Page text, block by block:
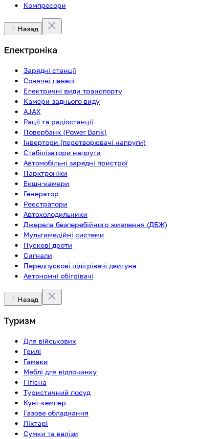
Компресори
Назад
Електроніка
Зарядні станції
Сонячні панелі
Електричні види транспорту
Камери заднього виду
AJAX
Рації та радіостанції
Повербанк (Power Bank)
Інвертори (перетворювачі напруги)
Стабілізатори напруги
Автомобільні зарядні пристрої
Парктроніки
Екшн-камери
Генератор
Реєстратори
Автохолодильники
Джерела безперебійного живлення (ДБЖ)
Мультимедійні системи
Пускові дроти
Сигнали
Передпускові підігрівачі двигуна
Автономні обігрівачі
Назад
Туризм
Для військових
Грилі
Гамаки
Меблі для відпочинку
Гігієна
Туристичний посуд
Кунг-кемпер
Газове обладнання
Ліхтарі
Сумки та валізи